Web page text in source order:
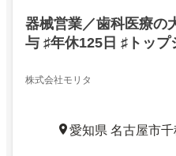
器械営業／歯科医療の
与 ♯年休125日 ♯トップ
株式会社モリタ
愛知県 名古屋市